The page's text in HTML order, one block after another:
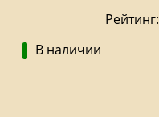
Рейтинг:
В наличии